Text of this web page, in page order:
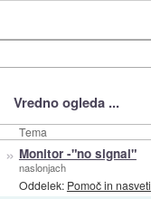
Vredno ogleda ...
Tema
» Monitor -"no signal"
naslonjach
Oddelek: Pomoč in nasveti